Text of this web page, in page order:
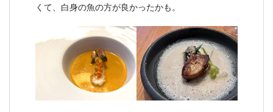
くて、白身の魚の方が良かったかも。